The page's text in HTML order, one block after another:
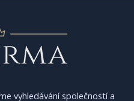
vyhledávání společností a